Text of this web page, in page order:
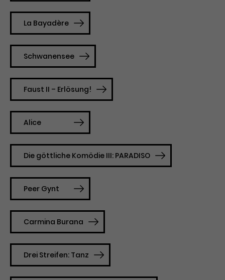
La Bayadère
Schwanensee
Faust II – Erlösung!
Alice
Die göttliche Komödie III: PARADISO
Peer Gynt
Carmina Burana
Drei Streifen: Tanz